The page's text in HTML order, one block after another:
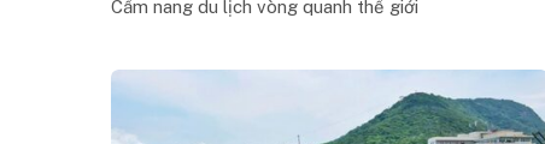
Cẩm nang du lịch vòng quanh thế giới